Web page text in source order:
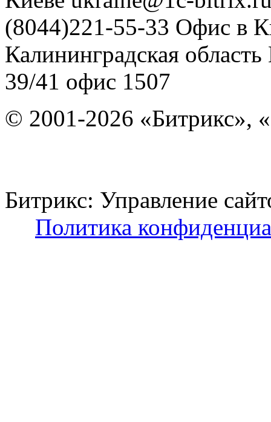
(8044)221-55-33 Офис в
Калининградская область
39/41 офис 1507
© 2001-2026 «Битрикс»,
Битрикс: Управление
Политика